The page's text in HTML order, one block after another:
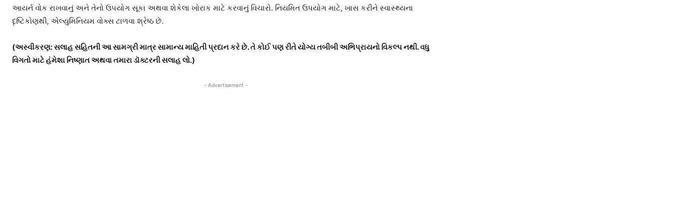
આયર્ન વોક રાખવાનું અને તેનો ઉપયોગ સૂકા અથવા શેકેલા ખોરાક માટે કરવાનું વિચારો. નિયમિત ઉપયોગ માટે, ખાસ કરીને સ્વાસ્થ્યના
દૃષ્ટિકોણથી, એલ્યુમિનિયમ વોક્સ ટાળવા શ્રેષ્ઠ છે.
(અસ્વીકરણ: સલાહ સહિતની આ સામગ્રી માત્ર સામાન્ય માહિતી પ્રદાન કરે છે. તે કોઈ પણ રીતે યોગ્ય તબીબી અભિપ્રાયનો વિકલ્પ નથી. વધુ
વિગતો માટે હંમેશા નિષ્ણાત અથવા તમારા ડૉક્ટરની સલાહ લો.)
- Advertisement -